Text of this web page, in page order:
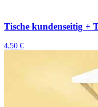
Tische kundenseitig +
4,50 €